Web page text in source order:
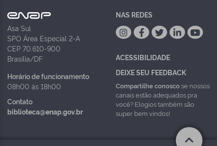
Asa Sul
SPO Área Especial 2-A
CEP 70.610-900
Brasília/DF
Horário de funcionamento
08h00 às 18h00
Contato
biblioteca@enap.gov.br
NAS REDES
ACESSIBILIDADE
DEIXE SEU FEEDBACK
Compartilhe conoscose nossos
canais estão adequados pra
você? Elogios também são
super bem vindos!